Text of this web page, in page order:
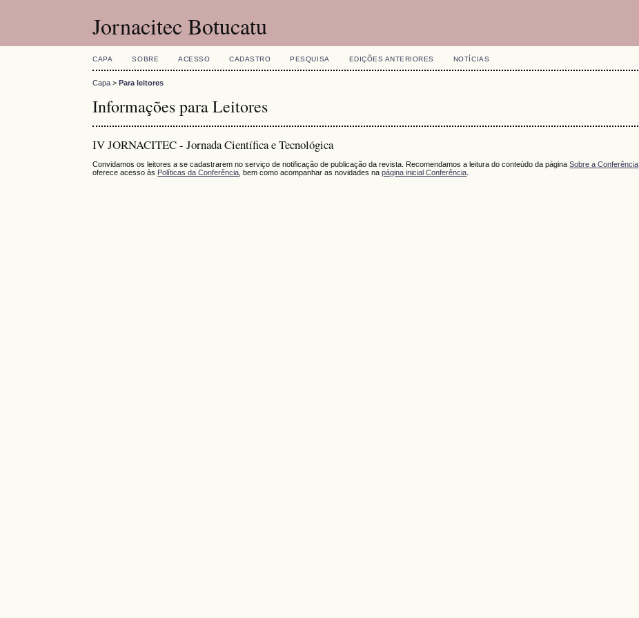
Jornacitec Botucatu
CAPA SOBRE ACESSO CADASTRO PESQUISA EDIÇÕES ANTERIORES NOTÍCIAS
Capa >Para leitores
Informações para Leitores
IV JORNACITEC - Jornada Científica e Tecnológica
Convidamos os leitores a se cadastrarem no serviço de notificação de publicação da revista. Recomendamos a leitura do conteúdo da páginaSobre a Conferência
oferece acesso às Políticas da Conferência , bem como acompanhar as novidades napágina inicial Conferência